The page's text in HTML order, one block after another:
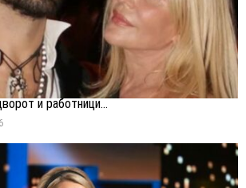
и работници...